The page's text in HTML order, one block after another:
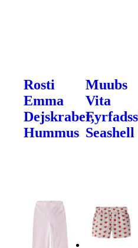
Rosti
Emma
Dejskraber,
Hummus
Muubs
Vita
Seashell